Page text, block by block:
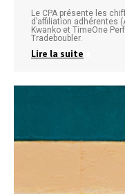
Le CPA présente les
d’affiliation adhérentes
Kwanko et TimeOne
Tradeboubler.
Lire la suite